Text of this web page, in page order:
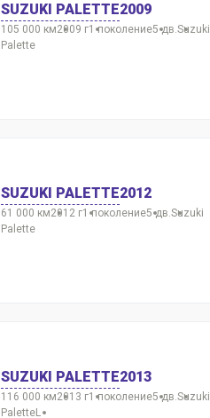
SUZUKI PALETTE2009
105 000 км2009 г1 поколение5 дв.Suzuki
Palette
SUZUKI PALETTE2012
61 000 км2012 г1 поколение5 дв.Suzuki
Palette
SUZUKI PALETTE2013
116 000 км2013 г1 поколение5 дв.Suzuki
PaletteL